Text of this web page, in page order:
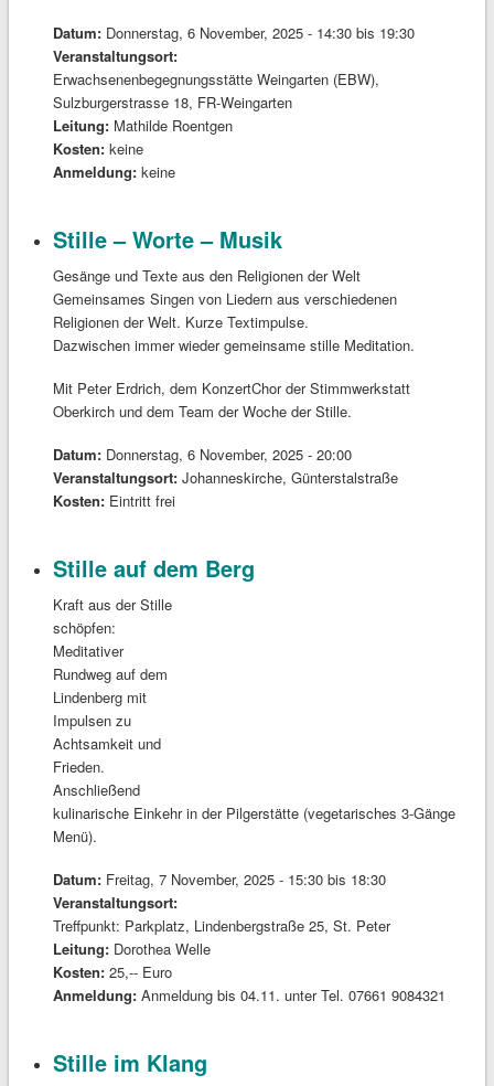
Datum: Donnerstag, 6 November, 2025 - 14:30bis 19:30
Veranstaltungsort:
Erwachsenenbegegnungsstätte Weingarten (EBW),
Sulzburgerstrasse 18, FR-Weingarten
Leitung: Mathilde Roentgen
Kosten: keine
Anmeldung: keine
Stille – Worte – Musik
Gesänge und Texte aus den Religionen der Welt
Gemeinsames Singen von Liedern aus verschiedenen
Religionen der Welt. Kurze Textimpulse.
Dazwischen immer wieder gemeinsame stille Meditation.
Mit Peter Erdrich, dem KonzertChor der Stimmwerkstatt
Oberkirch und dem Team der Woche der Stille.
Datum: Donnerstag, 6 November, 2025 - 20:00
Veranstaltungsort: Johanneskirche, Günterstalstraße
Kosten: Eintritt frei
Stille auf dem Berg
Kraft aus der Stille
schöpfen:
Meditativer
Rundweg auf dem
Lindenberg mit
Impulsen zu
Achtsamkeit und
Frieden.
Anschließend
kulinarische Einkehr in der Pilgerstätte (vegetarisches 3-Gänge
Menü).
Datum: Freitag, 7 November, 2025 - 15:30bis 18:30
Veranstaltungsort:
Treffpunkt: Parkplatz, Lindenbergstraße 25, St. Peter
Leitung: Dorothea Welle
Kosten: 25,-- Euro
Anmeldung: Anmeldung bis 04.11. unter Tel. 07661 9084321
Stille im Klang